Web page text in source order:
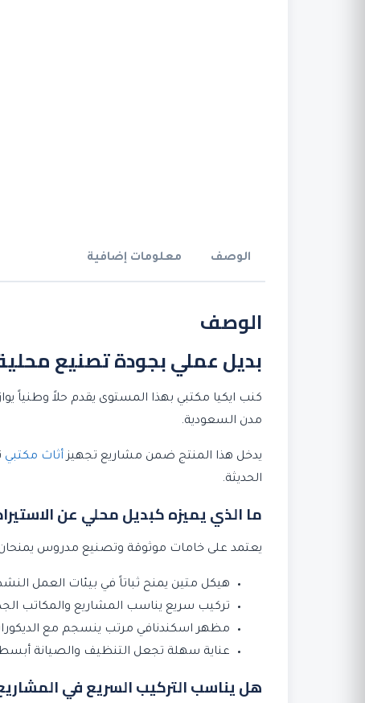
الوصف معلومات إضافية
الوصف
بديل عملي بجودة تصنيع
كنب ايكيا مكتبي بهذا المستوى يقدم حلاً وطنياً
مدن السعودية.
يدخل هذا المنتج ضمن مشاريع تجهيزأثاث مكتبي
الحديثة.
ما الذي يميزه كبديل محلي عن
يعتمد على خامات موثوقة وتصنيع مدروس يمنحان
هيكل متين يمنح ثباتاً في بيئات العمل
تركيب سريع يناسب المشاريع والمكاتب
مظهر اسكندنافي مرتب ينسجم مع
عناية سهلة تجعل التنظيف والصيانة أبسط
هل يناسب التركيب السريع في